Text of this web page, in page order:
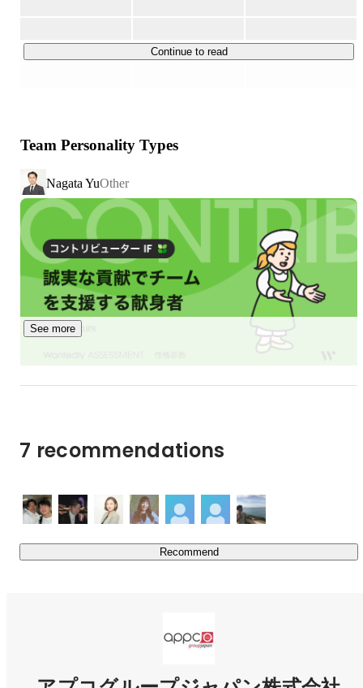
日本では2014年にFace to Faceでの
ファンドレイズ部門を開始、着実に成果を上げ、
今までに7億円以上の寄付を集めることに成功していま
す。
今後、消費者がいいなと思えるような商品、サービスを展
開している企業と組み、どんどんお得な情報を世の中に発
信できる状態をつくっていくことを目指しています！
Continue to read
Team Personality Types
Nagata YuOther
See more
7 recommendations
Recommend